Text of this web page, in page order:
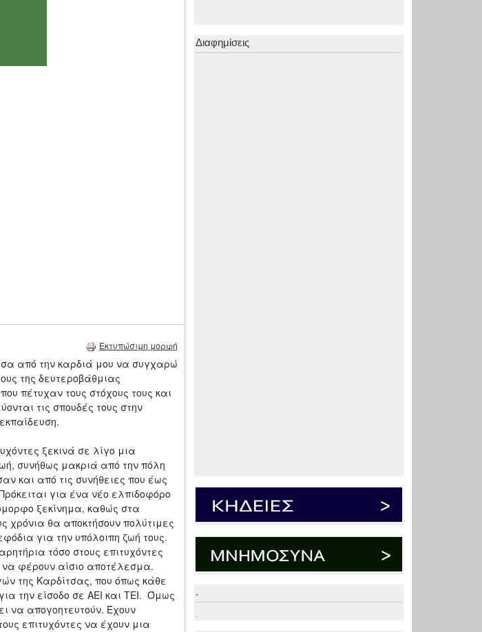
Εκτυπώσιμη μορφή
από την καρδιά μου να συγχαρώ
της δευτεροβάθμιας
πέτυχαν τους στόχους τους και
τις σπουδές τους στην
ξεκινά σε λίγο μια
συνήθως μακριά από την πόλη
και από τις συνήθειες που έως
για ένα νέο ελπιδοφόρο
ξεκίνημα, καθώς στα
χρόνια θα αποκτήσουν πολύτιμες
για την υπόλοιπη ζωή τους.
τόσο στους επιτυχόντες
να φέρουν αίσιο αποτέλεσμα.
της Καρδίτσας, που όπως κάθε
την είσοδο σε ΑΕΙ και ΤΕΙ. Όμως
να απογοητευτούν. Έχουν
επιτυχόντες να έχουν μια
Διαφημίσεις
.
.